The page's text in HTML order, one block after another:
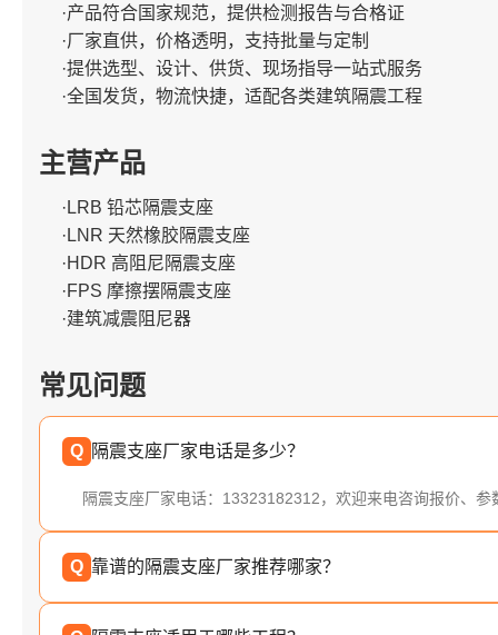
·产品符合国家规范，提供检测报告与合格证
·厂家直供，价格透明，支持批量与定制
·提供选型、设计、供货、现场指导一站式服务
·全国发货，物流快捷，适配各类建筑隔震工程
主营产品
·LRB 铅芯隔震支座
·LNR 天然橡胶隔震支座
·HDR 高阻尼隔震支座
·FPS 摩擦摆隔震支座
·建筑减震阻尼器
常见问题
Q 隔震支座厂家电话是多少？
隔震支座厂家电话：13323182312，欢迎来电咨询报价、参
Q 靠谱的隔震支座厂家推荐哪家？